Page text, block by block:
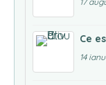
Ce
14